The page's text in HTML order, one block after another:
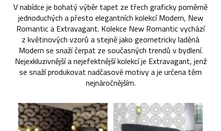
V nabídce je bohatý výběr tapet ze třech graficky poměrně
jednoduchých a přesto elegantních kolekcí Modern, New
Romantic a Extravagant. Kolekce New Romantic vychází
z květinových vzorů a stejně jako geometricky laděná
Modern se snaží čerpat ze současných trendů v bydlení.
Nejexkluzivnější a nejefektnější kolekcí je Extravagant, jenž
se snaží produkovat nadčasové motivy a je určena těm
nejnáročnějším.